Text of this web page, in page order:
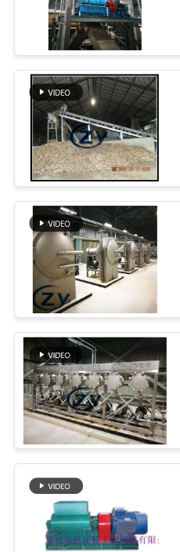
Fécule de
de terre
machines
Machine
de maïs